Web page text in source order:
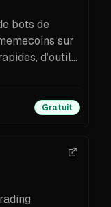
bots de
sur
d’outils
Gratuit